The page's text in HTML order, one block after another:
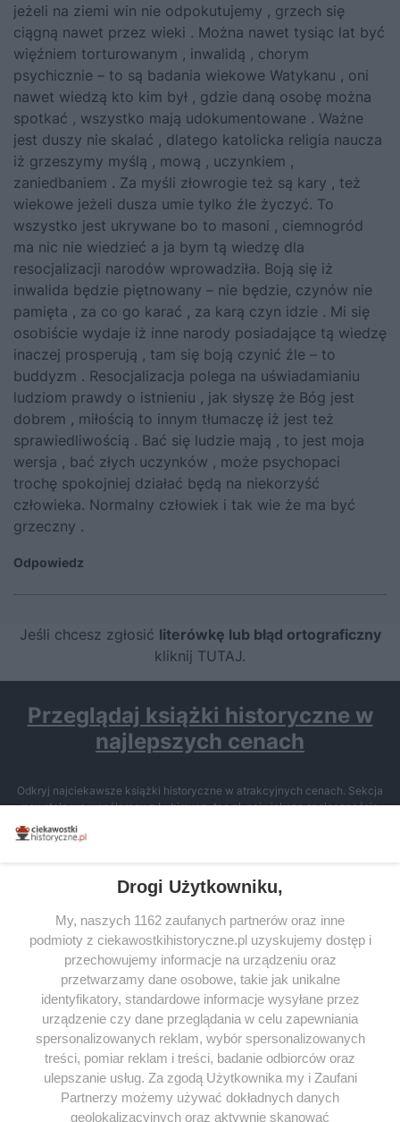
jeżeli na ziemi win nie odpokutujemy , grzech się
ciągną nawet przez wieki . Można nawet tysiąc lat być
więźniem torturowanym , inwalidą , chorym
psychicznie – to są badania wiekowe Watykanu , oni
nawet wiedzą kto kim był , gdzie daną osobę można
spotkać , wszystko mają udokumentowane . Ważne
jest duszy nie skalać , dlatego katolicka religia naucza
iż grzeszymy myślą , mową , uczynkiem ,
zaniedbaniem . Za myśli złowrogie też są kary , też
wiekowe jeżeli dusza umie tylko źle życzyć. To
wszystko jest ukrywane bo to masoni , ciemnogród
ma nic nie wiedzieć a ja bym tą wiedzę dla
resocjalizacji narodów wprowadziła. Boją się iż
inwalida będzie piętnowany – nie będzie, czynów nie
pamięta , za co go karać , za karą czyn idzie . Mi się
osobiście wydaje iż inne narody posiadające tą wiedzę
inaczej prosperują , tam się boją czynić źle – to
buddyzm . Resocjalizacja polega na uświadamianiu
ludziom prawdy o istnieniu , jak słyszę że Bóg jest
dobrem , miłością to innym tłumaczę iż jest też
sprawiedliwością . Bać się ludzie mają , to jest moja
wersja , bać złych uczynków , może psychopaci
trochę spokojniej działać będą na niekorzyść
człowieka. Normalny człowiek i tak wie że ma być
grzeczny .
Odpowiedz
Jeśli chcesz zgłosić literówkę lub błąd ortograficzny
kliknij TUTAJ.
Przeglądaj książki historyczne w
najlepszych cenach
Odkryj najciekawsze książki historyczne w atrakcyjnych cenach. Sekcja
powstała we współpracy z Lubimyczytac.pl, największą społecznością
miłośników literatury w Polsce – dzięki temu możesz wybierać spośród
tytułów najwyżej ocenianych przez czytelników.
SERWIS
SPOŁECZNOŚĆ
WSPÓŁPRACA
KONTAKT
Drogi Użytkowniku,
My, naszych 1162 zaufanych partnerów oraz inne
podmioty z ciekawostkihistoryczne.pl uzyskujemy dostęp i
przechowujemy informacje na urządzeniu oraz
przetwarzamy dane osobowe, takie jak unikalne
identyfikatory, standardowe informacje wysyłane przez
urządzenie czy dane przeglądania w celu zapewniania
spersonalizowanych reklam, wybór spersonalizowanych
treści, pomiar reklam i treści, badanie odbiorców oraz
ulepszanie usług. Za zgodą Użytkownika my i Zaufani
Partnerzy możemy używać dokładnych danych
geolokalizacyjnych oraz aktywnie skanować